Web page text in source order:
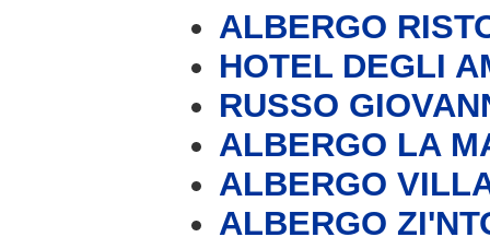
ALBERGO
HOTEL DEGLI
RUSSO
ALBERGO LA
ALBERGO
ALBERGO